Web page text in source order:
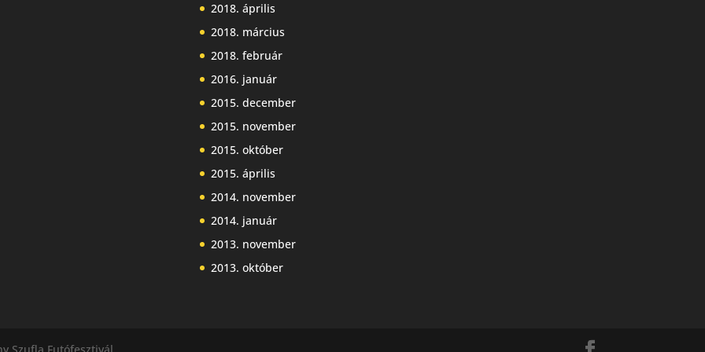
2018. április
2018. március
2018. február
2016. január
2015. december
2015. november
2015. október
2015. április
2014. november
2014. január
2013. november
2013. október